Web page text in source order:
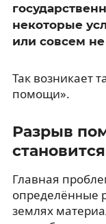
некоторые
или совсем
Так возникает
помощи».
Разрыв
Главная
определённые
землях